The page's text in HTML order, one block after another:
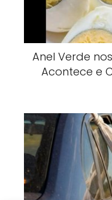
Anel Verde
Acontece e